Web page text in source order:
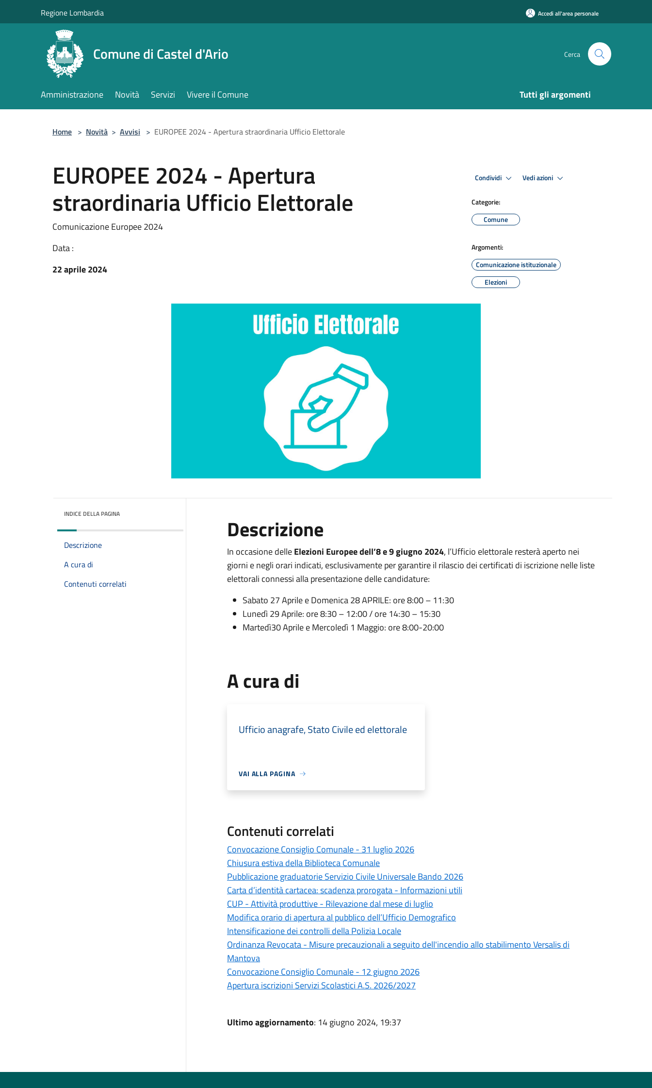
Regione Lombardia Accedi all'area personale
Comune di Castel d'Ario Cerca
Amministrazione Novità Servizi Vivere il Comune Tutti gli argomenti
Home > Novità > Avvisi > EUROPEE 2024 - Apertura straordinaria Ufficio Elettorale
EUROPEE 2024 - Apertura
straordinaria Ufficio Elettorale
Comunicazione Europee 2024
Data :
22 aprile 2024
Condividi Vedi azioni
Categorie:
Comune
Argomenti:
Comunicazione istituzionale
Elezioni
INDICE DELLA PAGINA
Descrizione
A cura di
Contenuti correlati
Descrizione
In occasione delleElezioni Europee dell’8 e 9 giugno 2024, l’Ufficio elettorale resterà aperto nei
giorni e negli orari indicati, esclusivamente per garantire il rilascio dei certificati di iscrizione nelle liste
elettorali connessi alla presentazione delle candidature:
Sabato 27 Aprile e Domenica 28 APRILE: ore 8:00 – 11:30
Lunedì 29 Aprile: ore 8:30 – 12:00 / ore 14:30 – 15:30
Martedì30 Aprile e Mercoledì 1 Maggio: ore 8:00-20:00
A cura di
Ufficio anagrafe, Stato Civile ed elettorale
VAI ALLA PAGINA
Contenuti correlati
Convocazione Consiglio Comunale - 31 luglio 2026
Chiusura estiva della Biblioteca Comunale
Pubblicazione graduatorie Servizio Civile Universale Bando 2026
Carta d’identità cartacea: scadenza prorogata - Informazioni utili
CUP - Attività produttive - Rilevazione dal mese di luglio
Modifica orario di apertura al pubblico dell’Ufficio Demografico
Intensificazione dei controlli della Polizia Locale
Ordinanza Revocata - Misure precauzionali a seguito dell'incendio allo stabilimento Versalis di
Mantova
Convocazione Consiglio Comunale - 12 giugno 2026
Apertura iscrizioni Servizi Scolastici A.S. 2026/2027
Ultimo aggiornamento: 14 giugno 2024, 19:37